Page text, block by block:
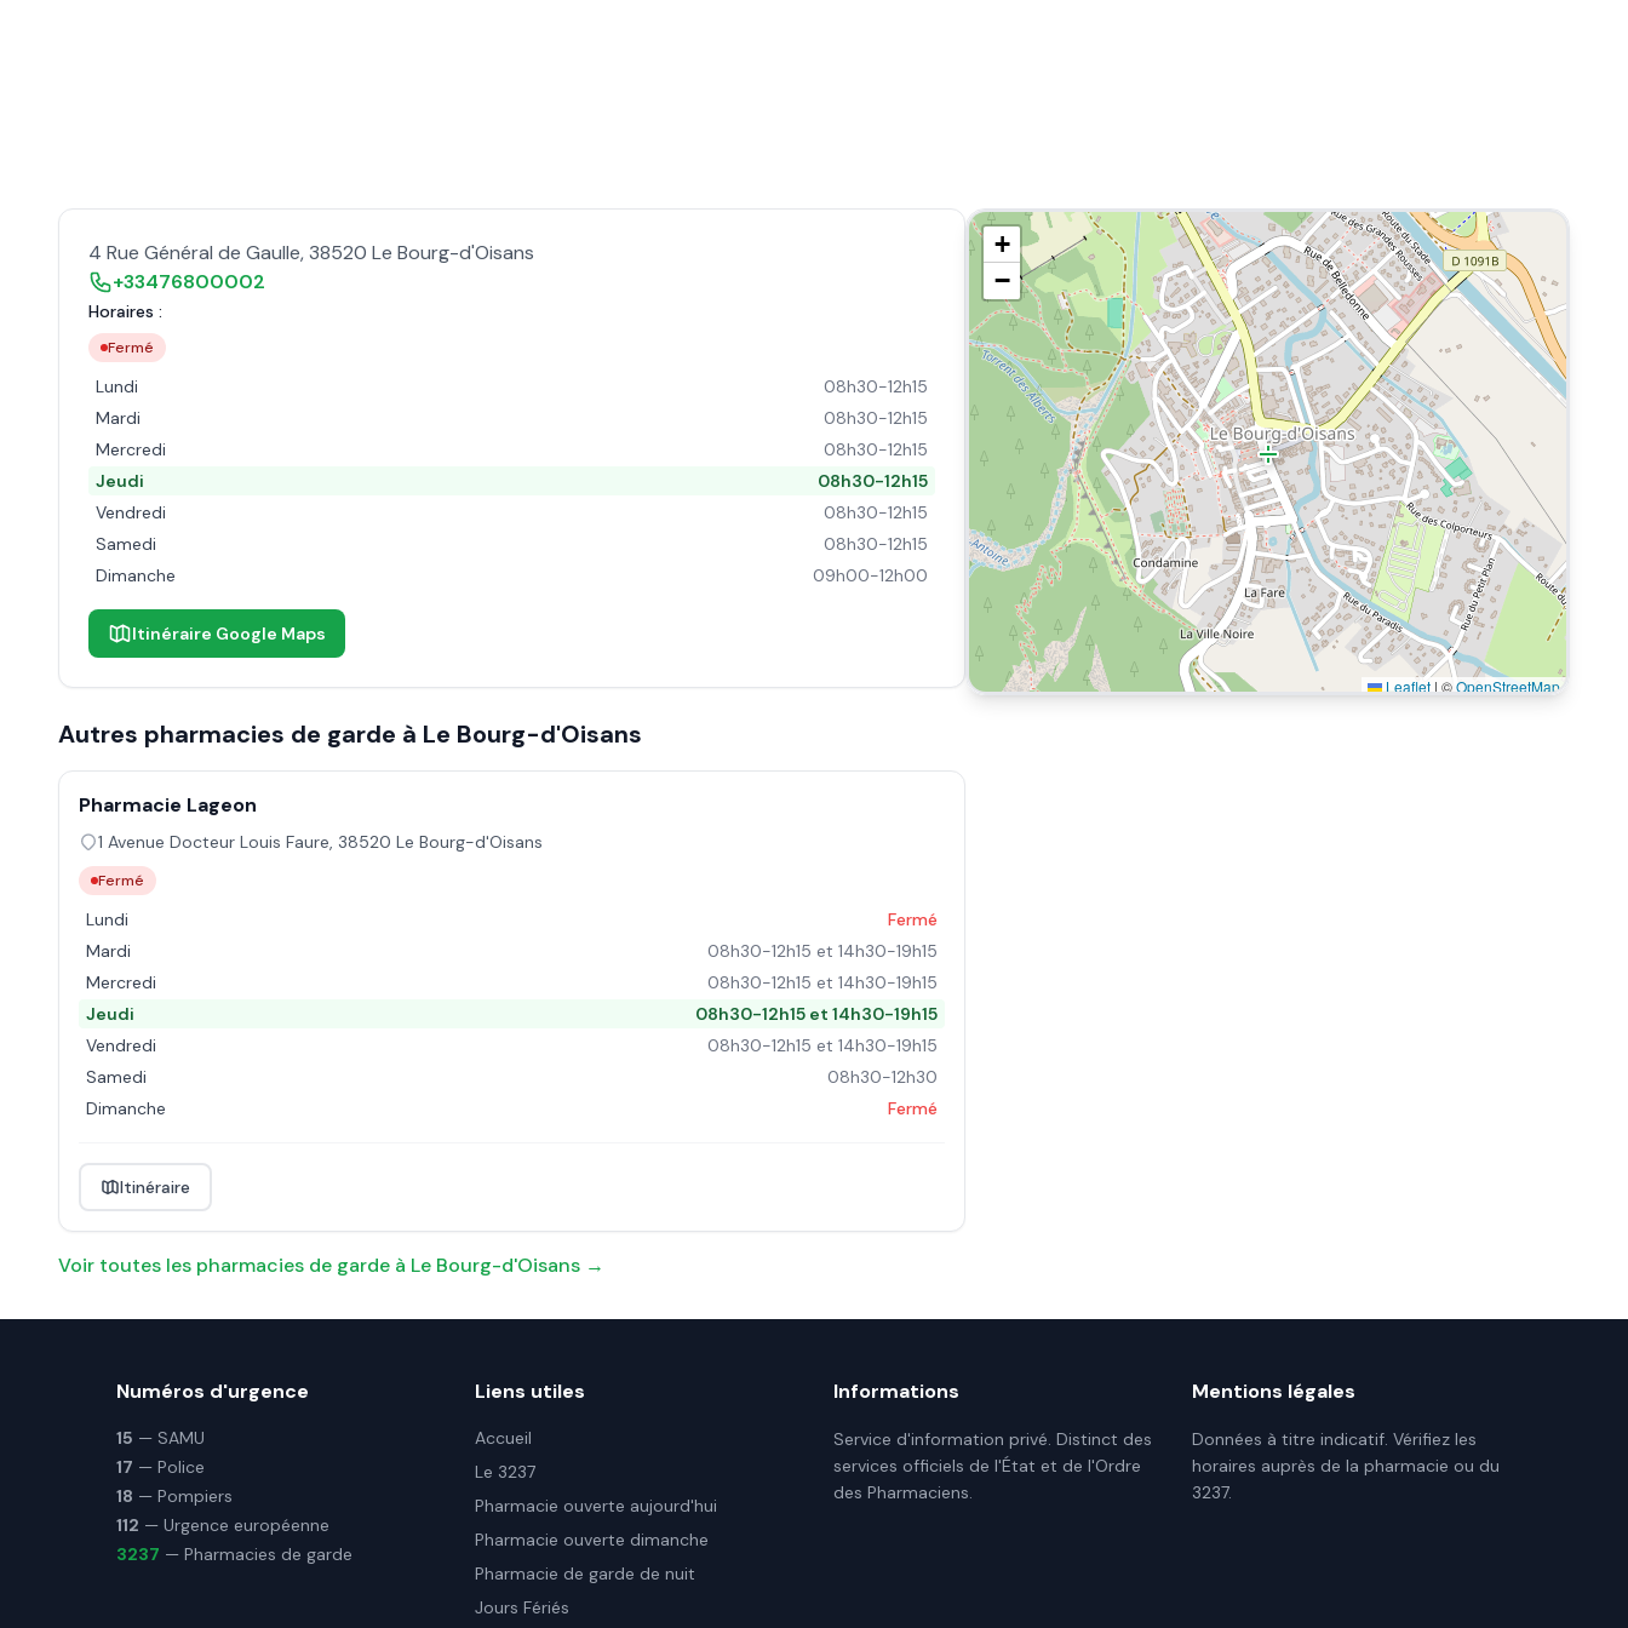
4 Rue Général de Gaulle,38520 Le Bourg-d'Oisans
+33476800002
Horaires :
Fermé
Lundi
08h30-12h15
Mardi
08h30-12h15
Mercredi
08h30-12h15
Jeudi
08h30-12h15
Vendredi
08h30-12h15
Samedi
08h30-12h15
Dimanche
09h00-12h00
Itinéraire Google Maps
Autres pharmacies de garde à Le Bourg-d'Oisans
Pharmacie Lageon
1 Avenue Docteur Louis Faure, 38520 Le Bourg-d'Oisans
Fermé
Lundi
Fermé
Mardi
08h30-12h15 et 14h30-19h15
Mercredi
08h30-12h15 et 14h30-19h15
Jeudi
08h30-12h15 et 14h30-19h15
Vendredi
08h30-12h15 et 14h30-19h15
Samedi
08h30-12h30
Dimanche
Fermé
Itinéraire
Voir toutes les pharmacies de garde à Le Bourg-d'Oisans →
+
−
Leaflet | ©OpenStreetMap
Numéros d'urgence
15 — SAMU
17 — Police
18 — Pompiers
112 — Urgence européenne
3237 — Pharmacies de garde
Liens utiles
Accueil
Le 3237
Pharmacie ouverte aujourd'hui
Pharmacie ouverte dimanche
Pharmacie de garde de nuit
Jours Fériés
Informations
Service d'information privé. Distinct des
services officiels de l'État et de l'Ordre
des Pharmaciens.
Mentions légales
Données à titre indicatif. Vérifiez les
horaires auprès de la pharmacie ou du
3237.